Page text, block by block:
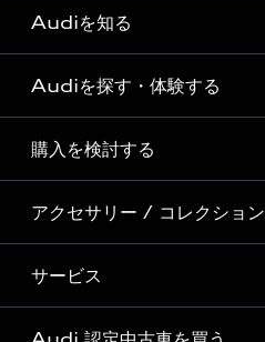
Audiを知る
Audi ブランド
Story of Progress
Audi Sport
Formula 1®
デジタルサービス
Audiを探す・体験する
ディーラー検索
新車在庫検索
試乗車・展示車検索
見積り依頼
試乗予約
購入を検討する
モデル一覧
特別仕様モデル / 限定モデル
e-tronラインアップ
アクセサリー / コレクション
純正アクセサリー
オンラインショップ
サービス